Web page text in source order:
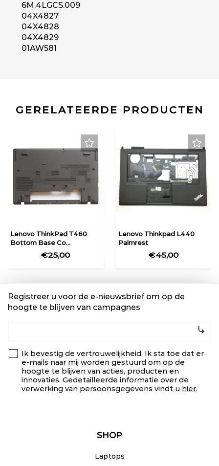
6M.4LGCS.009
04X4827
04X4828
04X4829
01AW581
GERELATEERDE PRODUCTEN
Lenovo ThinkPad T460
Bottom Base Co...
€25,00
Lenovo Thinkpad L440
Palmrest
€45,00
Registreer u voor de e-nieuwsbriefom op de
hoogte te blijven van campagnes
Ik bevestig de vertrouwelijkheid. Ik sta toe dat er
e-mails naar mij worden gestuurd om op de
hoogte te blijven van acties, producten en
innovaties. Gedetailleerde informatie over de
verwerking van persoonsgegevens vindt u hier.
SHOP
Laptops